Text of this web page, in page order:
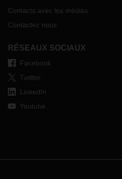
Contacts avec les médias
Contactez nous
RÉSEAUX SOCIAUX
Facebook
Twitter
LinkedIn
Youtube